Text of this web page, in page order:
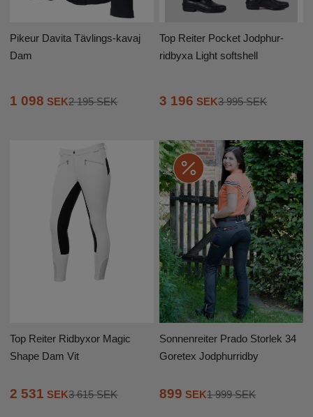
Pikeur Davita Tävlings-kavaj
Dam
1 098 SEK2 195 SEK
Top Reiter Pocket Jodphur-
ridbyxa Light softshell
3 196 SEK3 995 SEK
Top Reiter Ridbyxor Magic
Shape Dam Vit
2 531 SEK3 615 SEK
Sonnenreiter Prado Storlek 34
Goretex Jodphurridby
899 SEK1 999 SEK